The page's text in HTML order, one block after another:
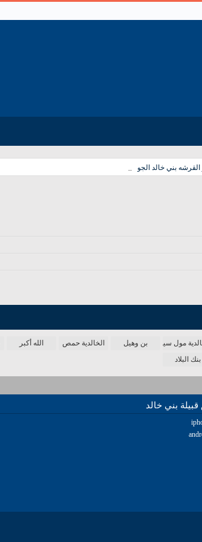
بني خالد الجوف
مول سينما بن وهيل الخالدية حمص الله أكبر
بنك البلاد
بني خالد